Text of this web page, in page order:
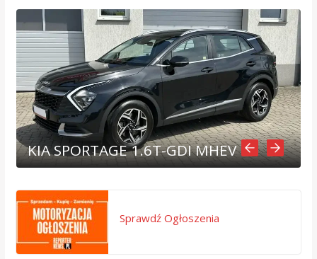
KIA SPORTAGE 1.6T-GDI MHEV
Sprawdź Ogłoszenia